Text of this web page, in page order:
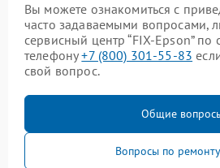
Вы можете ознакомиться с
часто задаваемыми вопросами,
сервисный центр “FIX-Epson” по
телефону+7 (800) 301-55-83
свой вопрос.
Общие
Вопросы по